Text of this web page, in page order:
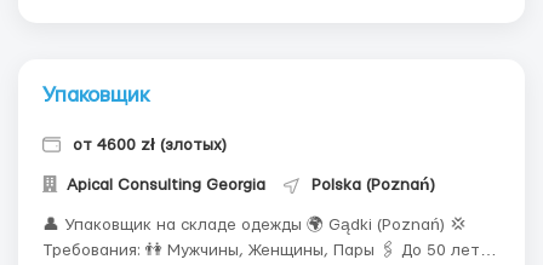
Упаковщик
от 4600 zł (злотых)
Apical Consulting Georgia Polska (Poznań)
👤 Упаковщик на складе одежды 🌍 Gądki (Poznań) 💢
Требования: 👫 Мужчины, Женщины, Пары 🖇 До 50 лет